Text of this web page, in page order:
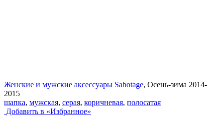
Женские и мужские аксессуары Sabotage, Осень-зима 2014-
2015
шапка, мужская, серая, коричневая, полосатая
Добавить в «Избранное»